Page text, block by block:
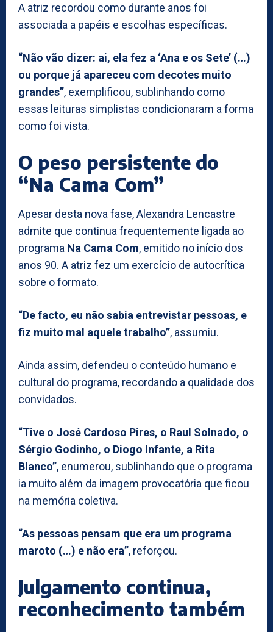
A atriz recordou como durante anos foi
associada a papéis e escolhas específicas.
“Não vão dizer: ai, ela fez a ‘Ana e os Sete’ (…)
ou porque já apareceu com decotes muito
grandes”, exemplificou, sublinhando como
essas leituras simplistas condicionaram a forma
como foi vista.
O peso persistente do
“Na Cama Com”
Apesar desta nova fase, Alexandra Lencastre
admite que continua frequentemente ligada ao
programa Na Cama Com, emitido no início dos
anos 90. A atriz fez um exercício de autocrítica
sobre o formato.
“De facto, eu não sabia entrevistar pessoas, e
fiz muito mal aquele trabalho”, assumiu.
Ainda assim, defendeu o conteúdo humano e
cultural do programa, recordando a qualidade dos
convidados.
“Tive o José Cardoso Pires, o Raul Solnado, o
Sérgio Godinho, o Diogo Infante, a Rita
Blanco”, enumerou, sublinhando que o programa
ia muito além da imagem provocatória que ficou
na memória coletiva.
“As pessoas pensam que era um programa
maroto (…) e não era”, reforçou.
Julgamento continua,
reconhecimento também